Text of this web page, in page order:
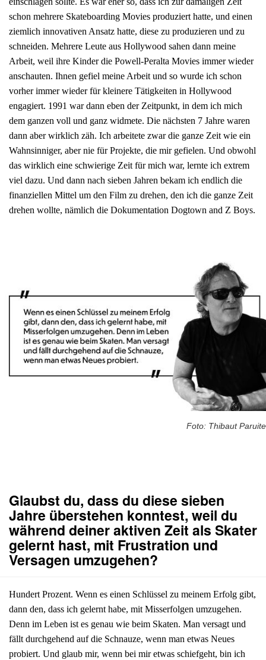
schon mehrere Skateboarding Movies produziert hatte, und einen
ziemlich innovativen Ansatz hatte, diese zu produzieren und zu
schneiden. Mehrere Leute aus Hollywood sahen dann meine
Arbeit, weil ihre Kinder die Powell-Peralta Movies immer wieder
anschauten. Ihnen gefiel meine Arbeit und so wurde ich schon
vorher immer wieder für kleinere Tätigkeiten in Hollywood
engagiert. 1991 war dann eben der Zeitpunkt, in dem ich mich
dem ganzen voll und ganz widmete. Die nächsten 7 Jahre waren
dann aber wirklich zäh. Ich arbeitete zwar die ganze Zeit wie ein
Wahnsinniger, aber nie für Projekte, die mir gefielen. Und obwohl
das wirklich eine schwierige Zeit für mich war, lernte ich extrem
viel dazu. Und dann nach sieben Jahren bekam ich endlich die
finanziellen Mittel um den Film zu drehen, den ich die ganze Zeit
drehen wollte, nämlich die Dokumentation Dogtown and Z Boys.
Foto: Thibaut Paruite
Glaubst du, dass du diese sieben
Jahre überstehen konntest, weil du
während deiner aktiven Zeit als Skater
gelernt hast, mit Frustration und
Versagen umzugehen?
Hundert Prozent. Wenn es einen Schlüssel zu meinem Erfolg gibt,
dann den, dass ich gelernt habe, mit Misserfolgen umzugehen.
Denn im Leben ist es genau wie beim Skaten. Man versagt und
fällt durchgehend auf die Schnauze, wenn man etwas Neues
probiert. Und glaub mir, wenn bei mir etwas schiefgeht, bin ich